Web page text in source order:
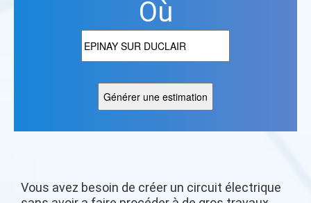
Où
Vous avez besoin de créer un circuit électrique